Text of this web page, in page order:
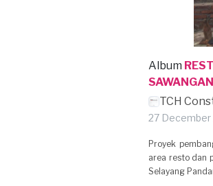
Album
TCH
27 December
Proyek
area resto dan
Selayang